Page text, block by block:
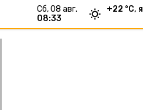
сб, 08 авг.
08:33
+22 °С,